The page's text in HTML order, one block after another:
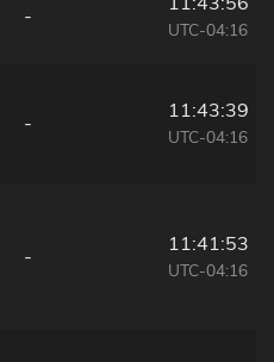
-
UTC-04:16
-
11:43:39
UTC-04:16
-
11:41:53
UTC-04:16